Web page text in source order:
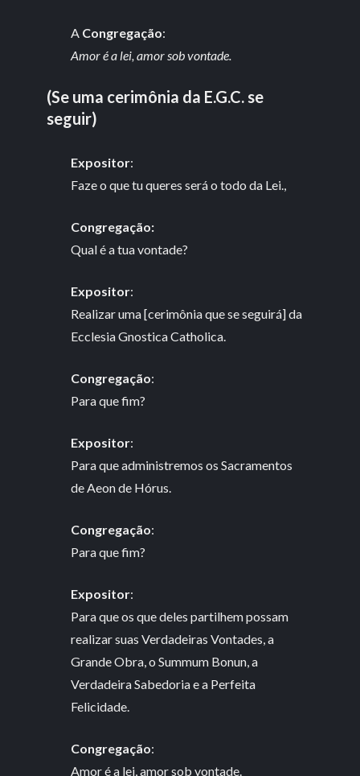
A Congregação:
Amor é a lei, amor sob vontade.
(Se uma cerimônia da E.G.C. se
seguir)
Expositor:
Faze o que tu queres será o todo da Lei.,
Congregação:
Qual é a tua vontade?
Expositor:
Realizar uma [cerimônia que se seguirá] da
Ecclesia Gnostica Catholica.
Congregação:
Para que fim?
Expositor:
Para que administremos os Sacramentos
de Aeon de Hórus.
Congregação:
Para que fim?
Expositor:
Para que os que deles partilhem possam
realizar suas Verdadeiras Vontades, a
Grande Obra, o Summum Bonun, a
Verdadeira Sabedoria e a Perfeita
Felicidade.
Congregação:
Amor é a lei, amor sob vontade.